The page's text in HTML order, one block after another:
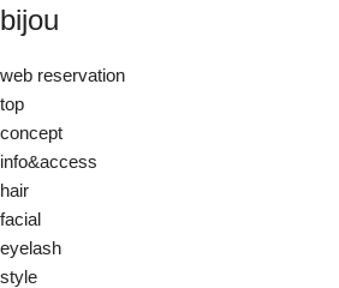
bijou
web reservation
top
concept
info&access
hair
facial
eyelash
style